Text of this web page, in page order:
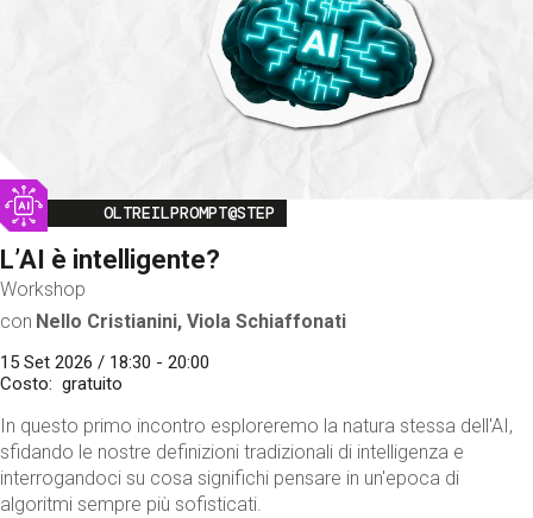
Image
OLTREILPROMPT@STEP
L’AI è intelligente?
Workshop
con Nello Cristianini, Viola Schiaffonati
15 Set 2026 / 18:30 - 20:00
Costo
gratuito
In questo primo incontro esploreremo la natura stessa dell'AI,
sfidando le nostre definizioni tradizionali di intelligenza e
interrogandoci su cosa significhi pensare in un'epoca di
algoritmi sempre più sofisticati.